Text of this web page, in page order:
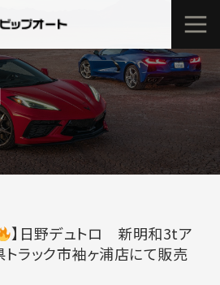
】日野デュトロ 新明和3tア
ラック市袖ヶ浦店にて販売